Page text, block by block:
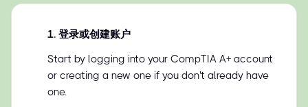
1. 登录或创建账户
Start by logging into your CompTIA A+ account
or creating a new one if you don't already have
one.